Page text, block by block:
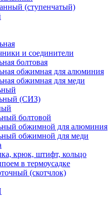
(ступенчатый)
и соединители
болтовая
обжимная для алюминия
обжимная для меди
(СИЗ)
болтовой
обжимной для алюминия
обжимной для меди
крюк, штифт, кольцо
в термоусадке
(скотчлок)